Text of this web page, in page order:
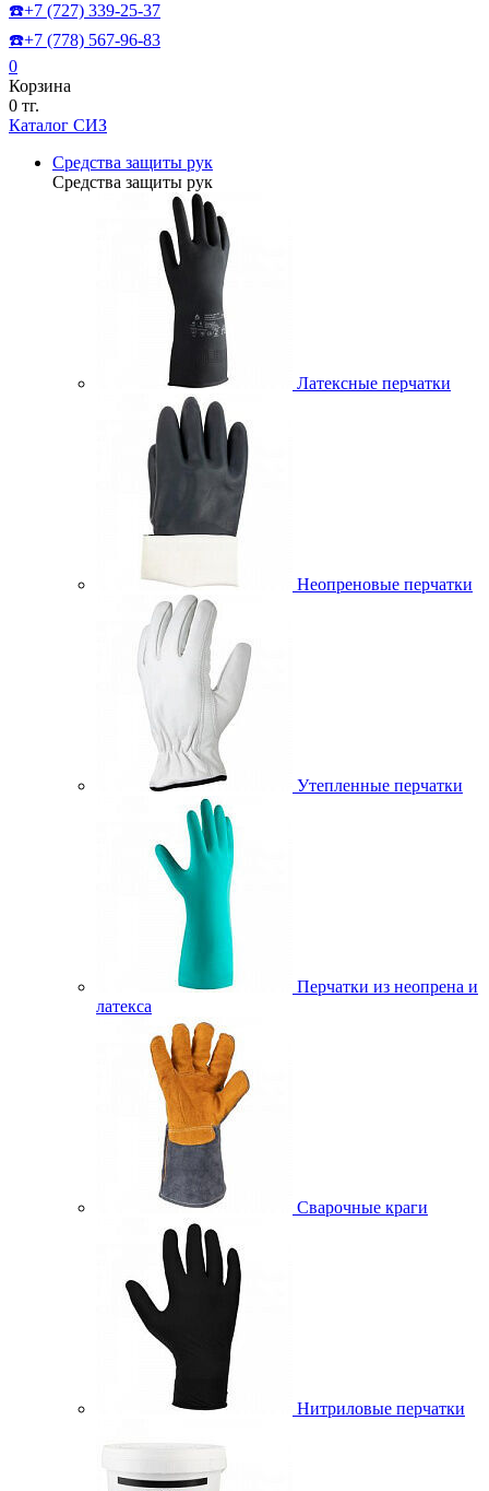
☎️+7 (727) 339-25-37
☎️+7 (778) 567-96-83
0
Корзина
0 тг.
Каталог СИЗ
Средства защиты рук
Средства защиты рук
Латексные перчатки
Неопреновые перчатки
Утепленные перчатки
Перчатки из неопрена и
латекса
Сварочные краги
Нитриловые перчатки